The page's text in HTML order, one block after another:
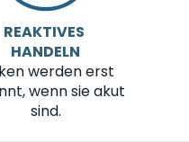
REAKTIVES
HANDELN
werden erst
wenn sie akut
sind.